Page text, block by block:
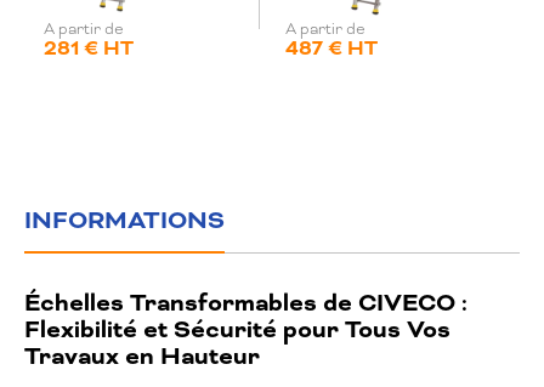
A partir de
281 € HT
A partir de
487 € HT
INFORMATIONS
Échelles Transformables de CIVECO :
Flexibilité et Sécurité pour Tous Vos
Travaux en Hauteur